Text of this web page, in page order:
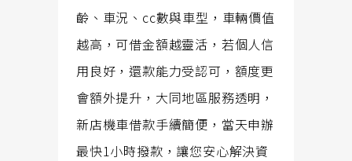
齡、車況、cc數與車型，車輛價值
越高，可借金額越靈活，若個人信
用良好，還款能力受認可，額度更
會額外提升，大同地區服務透明，
新店機車借款手續簡便，當天申辦
最快1小時撥款，讓您安心解決資